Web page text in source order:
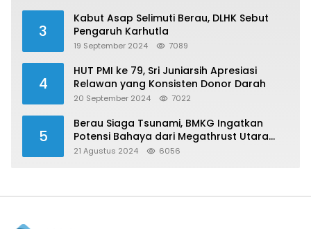
3
Kabut Asap Selimuti Berau, DLHK Sebut
Pengaruh Karhutla
19 September 2024 7089
4
HUT PMI ke 79, Sri Juniarsih Apresiasi
Relawan yang Konsisten Donor Darah
20 September 2024 7022
5
Berau Siaga Tsunami, BMKG Ingatkan
Potensi Bahaya dari Megathrust Utara
Sulawesi
21 Agustus 2024 6056